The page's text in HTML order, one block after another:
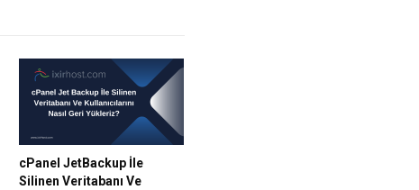
cPanel JetBackup İle
Silinen Veritabanı Ve